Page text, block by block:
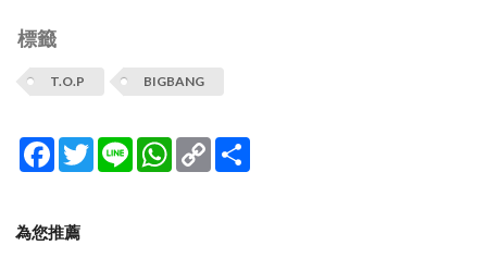
標籤
T.O.P BIGBANG
Facebook
TwitterLine WhatsApp
Copy
Link
為您推薦